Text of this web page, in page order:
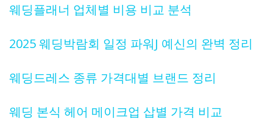
웨딩플래너 업체별 비용 비교 분석
2025 웨딩박람회 일정 파워J 예신의 완벽 정리
웨딩드레스 종류 가격대별 브랜드 정리
웨딩 본식 헤어 메이크업 삽별 가격 비교